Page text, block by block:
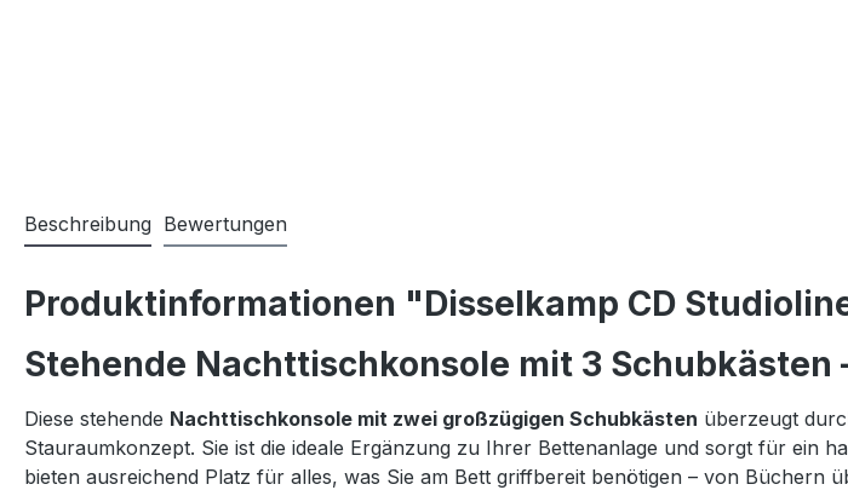
Beschreibung Bewertungen
Produktinformationen "Disselkamp CD
Stehende Nachttischkonsole mit 3
Diese stehende Nachttischkonsole mit zwei großzügigen Schubkästen überzeugt
Stauraumkonzept. Sie ist die ideale Ergänzung zu Ihrer Bettenanlage und sorgt für ein
bieten ausreichend Platz für alles, was Sie am Bett griffbereit benötigen – von Büchern